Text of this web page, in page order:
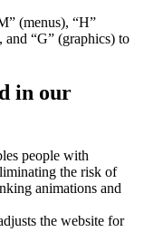
(menus), “H”
and “G” (graphics) to
in our
people with
the risk of
animations and
the website for